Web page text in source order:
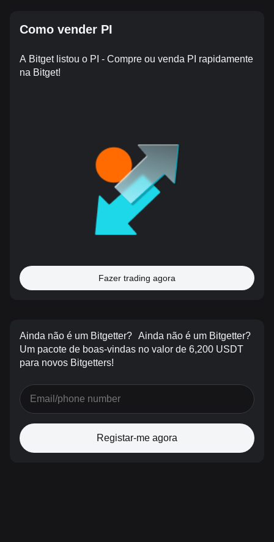
Como vender PI
A Bitget listou o PI - Compre ou venda PI rapidamente
na Bitget!
Fazer trading agora
Ainda não é um Bitgetter? Ainda não é um Bitgetter?
Um pacote de boas-vindas no valor de 6,200 USDT
para novos Bitgetters!
Registar-me agora